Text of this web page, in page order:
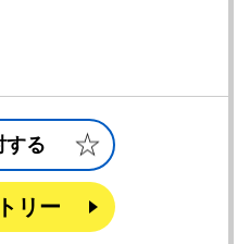
する
リー